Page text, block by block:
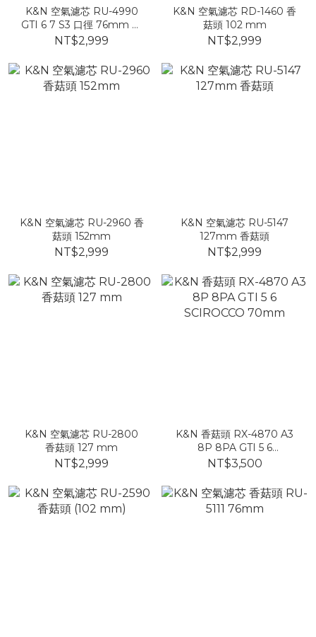
K&N 空氣濾芯 RU-4990
GTI 6 7 S3 口徑 76mm 香
菇頭
NT$2,999
K&N 空氣濾芯 RD-1460 香
菇頭 102 mm
NT$2,999
K&N 空氣濾芯 RU-2960 香
菇頭 152mm
NT$2,999
K&N 空氣濾芯 RU-5147
127mm 香菇頭
NT$2,999
K&N 空氣濾芯 RU-2800
香菇頭 127 mm
NT$2,999
K&N 香菇頭 RX-4870 A3
8P 8PA GTI 5 6
SCIROCCO 70mm
NT$3,500